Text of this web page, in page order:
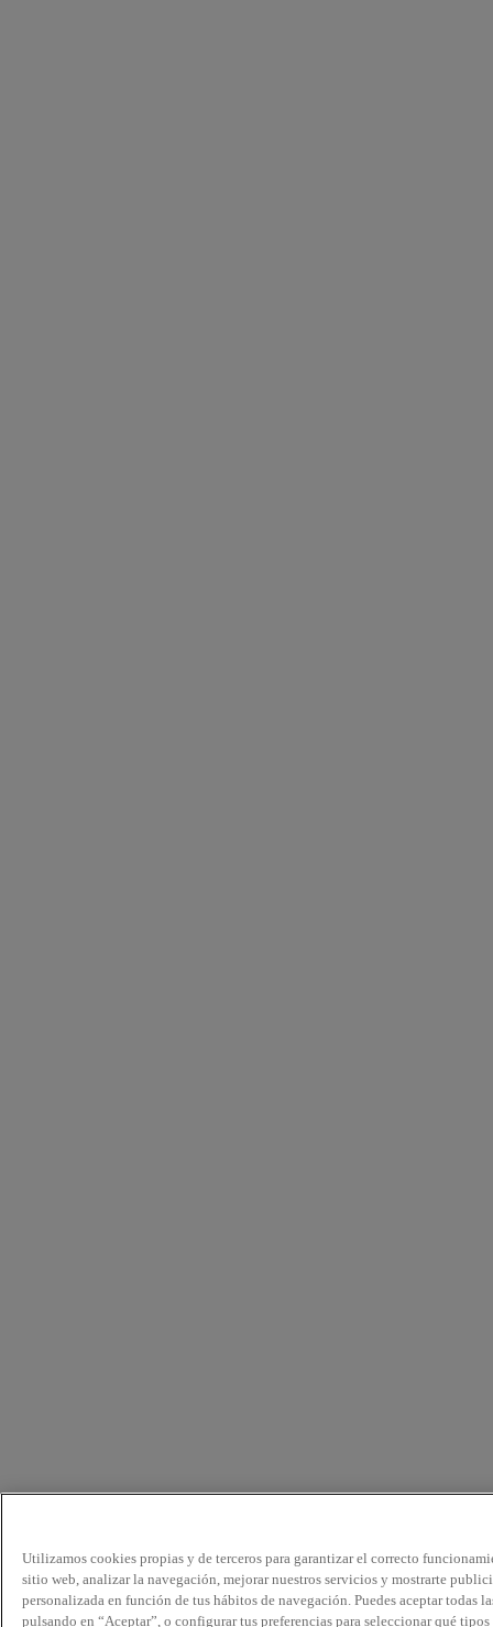
Utilizamos cookies propias y de terceros para garantizar el correcto
sitio web, analizar la navegación, mejorar nuestros servicios y mostrarte
personalizada en función de tus hábitos de navegación. Puedes aceptar todas
pulsando en “Aceptar”, o configurar tus preferencias para seleccionar qué tipos